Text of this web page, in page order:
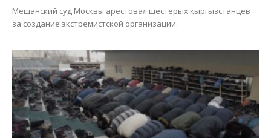
Мещанский суд Москвы арестовал шестерых кыргызстанцев
за создание экстремистской организации.